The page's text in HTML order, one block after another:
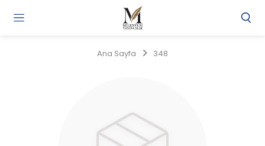
Ana Sayfa 348